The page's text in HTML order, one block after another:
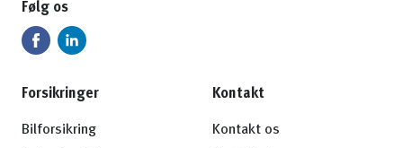
Følg os
Forsikringer
Bilforsikring
Kontakt
Kontakt os